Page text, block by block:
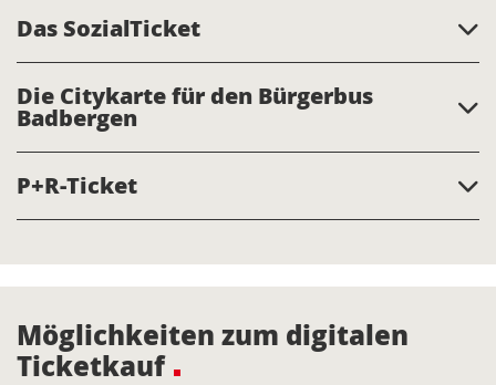
Das SozialTicket
Die Citykarte für den Bürgerbus
Badbergen
P+R-Ticket
Möglichkeiten zum digitalen
Ticketkauf